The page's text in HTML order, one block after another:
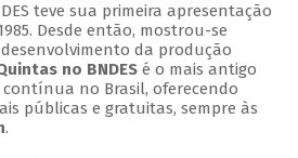
teve sua primeira apresentação
Desde então, mostrou-se
da produção
no BNDESé o mais antigo
no Brasil, oferecendo
públicas e gratuitas, sempre às
.